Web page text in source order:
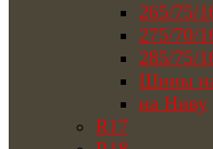
265/75/
275/70/
285/75/
Шины
на Ниву
R17